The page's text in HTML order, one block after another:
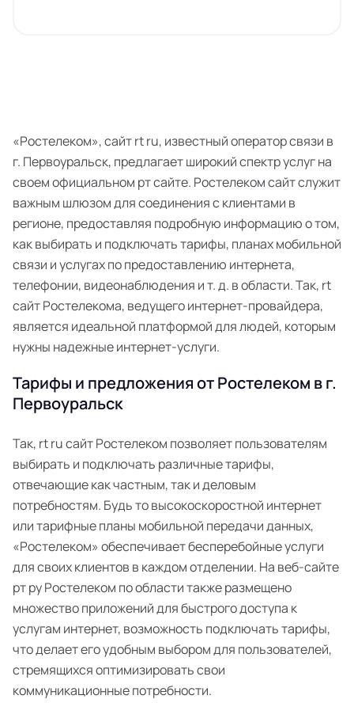
«Ростелеком», сайт rt ru, известный оператор связи в
г. Первоуральск, предлагает широкий спектр услуг на
своем официальном рт сайте. Ростелеком сайт служит
важным шлюзом для соединения с клиентами в
регионе, предоставляя подробную информацию о том,
как выбирать и подключать тарифы, планах мобильной
связи и услугах по предоставлению интернета,
телефонии, видеонаблюдения и т. д. в области. Так, rt
сайт Ростелекома, ведущего интернет-провайдера,
является идеальной платформой для людей, которым
нужны надежные интернет-услуги.
Тарифы и предложения от Ростелеком в г.
Первоуральск
Так, rt ru сайт Ростелеком позволяет пользователям
выбирать и подключать различные тарифы,
отвечающие как частным, так и деловым
потребностям. Будь то высокоскоростной интернет
или тарифные планы мобильной передачи данных,
«Ростелеком» обеспечивает бесперебойные услуги
для своих клиентов в каждом отделении. На веб-сайте
рт ру Ростелеком по области также размещено
множество приложений для быстрого доступа к
услугам интернет, возможность подключать тарифы,
что делает его удобным выбором для пользователей,
стремящихся оптимизировать свои
коммуникационные потребности.